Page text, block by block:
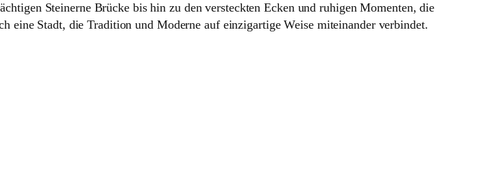
Steinerne Brücke bis hin zu den versteckten Ecken und ruhigen Momenten, die
eine Stadt, die Tradition und Moderne auf einzigartige Weise miteinander verbindet.